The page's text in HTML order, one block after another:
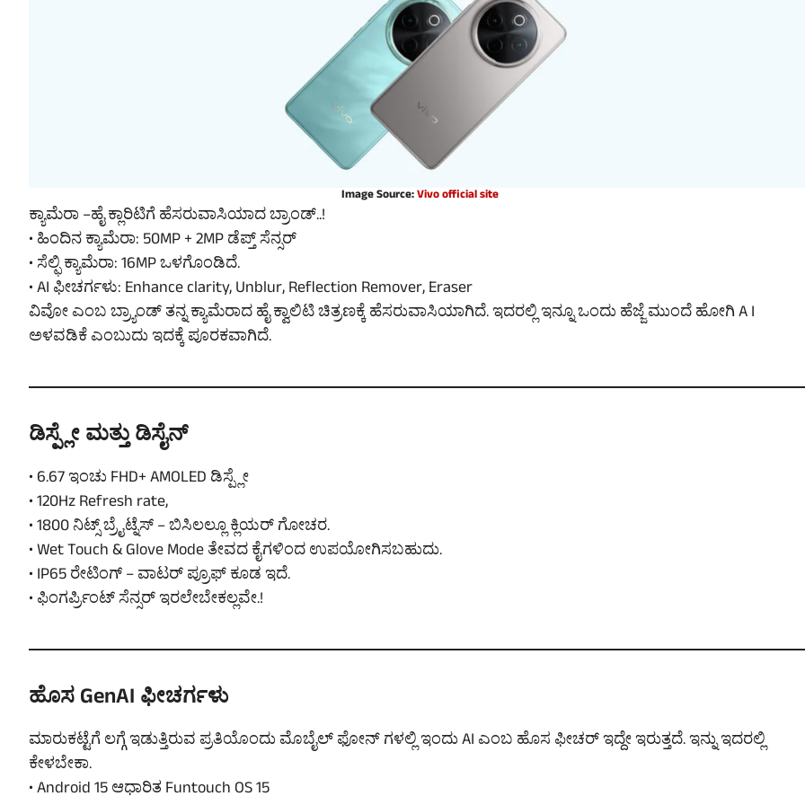
Image Source:Vivo official site
ಕ್ಯಾಮೆರಾ –ಹೈ ಕ್ಲಾರಿಟಿಗೆ ಹೆಸರುವಾಸಿಯಾದ ಬ್ರಾಂಡ್..!
• ಹಿಂದಿನ ಕ್ಯಾಮೆರಾ: 50MP + 2MP ಡೆಪ್ತ್ ಸೆನ್ಸರ್
• ಸೆಲ್ಫಿ ಕ್ಯಾಮೆರಾ: 16MP ಒಳಗೊಂಡಿದೆ.
• AI ಫೀಚರ್ಗಳು: Enhance clarity, Unblur, Reflection Remover, Eraser
ವಿವೋ ಎಂಬ ಬ್ರ್ಯಾಂಡ್ ತನ್ನ ಕ್ಯಾಮೆರಾದ ಹೈ ಕ್ವಾಲಿಟಿ ಚಿತ್ರಣಕ್ಕೆ ಹೆಸರುವಾಸಿಯಾಗಿದೆ. ಇದರಲ್ಲಿ ಇನ್ನೂ ಒಂದು ಹೆಜ್ಜೆ ಮುಂದೆ ಹೋಗಿ A I
ಅಳವಡಿಕೆ ಎಂಬುದು ಇದಕ್ಕೆ ಪೂರಕವಾಗಿದೆ.
ಡಿಸ್ಪ್ಲೇ ಮತ್ತು ಡಿಸೈನ್
• 6.67 ಇಂಚು FHD+ AMOLED ಡಿಸ್ಪ್ಲೇ
• 120Hz Refresh rate,
• 1800 ನಿಟ್ಸ್ ಬ್ರೈಟ್ನೆಸ್ – ಬಿಸಿಲಲ್ಲೂ ಕ್ಲಿಯರ್ ಗೋಚರ.
• Wet Touch & Glove Mode ತೇವದ ಕೈಗಳಿಂದ ಉಪಯೋಗಿಸಬಹುದು.
• IP65 ರೇಟಿಂಗ್ – ವಾಟರ್ ಪ್ರೂಫ್ ಕೂಡ ಇದೆ.
• ಫಿಂಗರ್ಪ್ರಿಂಟ್ ಸೆನ್ಸರ್ ಇರಲೇಬೇಕಲ್ಲವೇ.!
ಹೊಸ GenAI ಫೀಚರ್ಗಳು
ಮಾರುಕಟ್ಟೆಗೆ ಲಗ್ಗೆ ಇಡುತ್ತಿರುವ ಪ್ರತಿಯೊಂದು ಮೊಬೈಲ್ ಫೋನ್ ಗಳಲ್ಲಿ ಇಂದು AI ಎಂಬ ಹೊಸ ಫೀಚರ್ ಇದ್ದೇ ಇರುತ್ತದೆ. ಇನ್ನು ಇದರಲ್ಲಿ
ಕೇಳಬೇಕಾ.
• Android 15 ಆಧಾರಿತ Funtouch OS 15